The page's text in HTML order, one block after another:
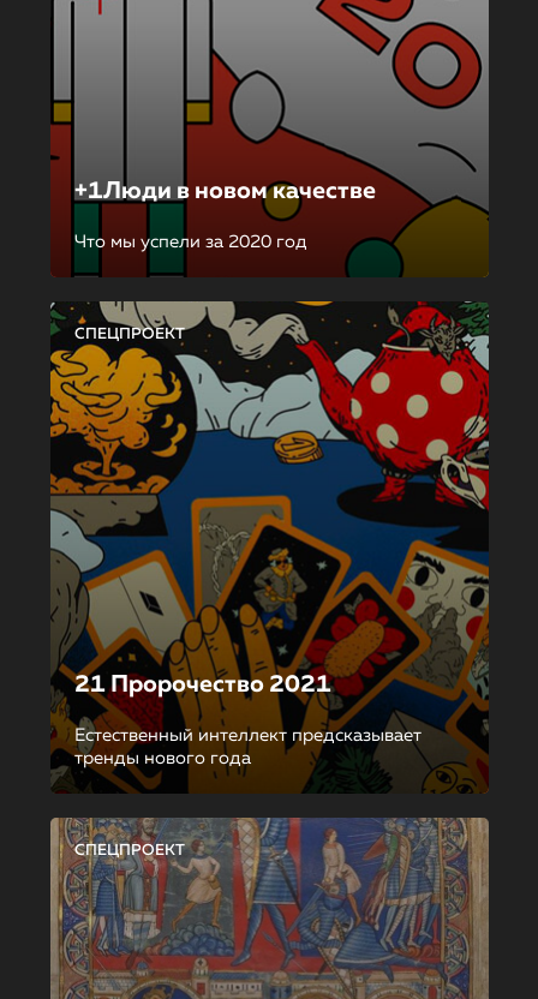
+1Люди в новом качестве
Что мы успели за 2020 год
СПЕЦПРОЕКТ
21 Пророчество 2021
Естественный интеллект предсказывает
тренды нового года
СПЕЦПРОЕКТ